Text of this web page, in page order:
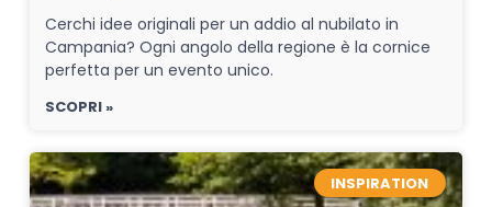
Cerchi idee originali per un addio al nubilato in
Campania? Ogni angolo della regione è la cornice
perfetta per un evento unico.
SCOPRI »
INSPIRATION